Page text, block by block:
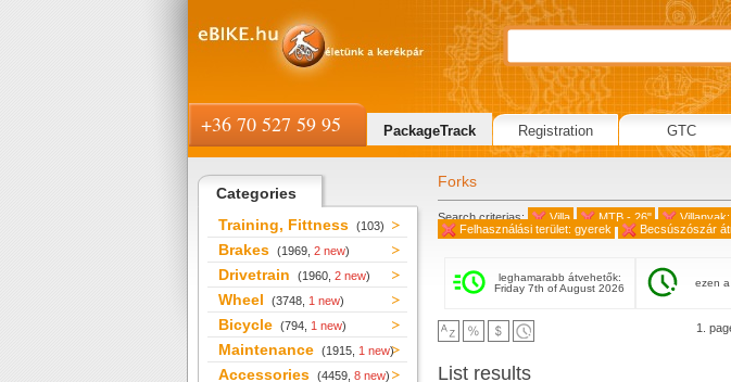
Categories
Training, Fittness (103)
Brakes (1969, 2 new)
Drivetrain (1960, 2 new)
Wheel (3748, 1 new)
Bicycle (794, 1 new)
Maintenance (1915, 1 new)
Accessories (4459, 8 new)
Forks
Search criterias: Villa MTB - 26"
Felhasználási terület: gyerek
Becsúszószár
leghamarabb átvehetők:
Friday 7th of August 2026
ezen
1.
List results
+36 70 527 59 95 PackageTrack Registration GTC